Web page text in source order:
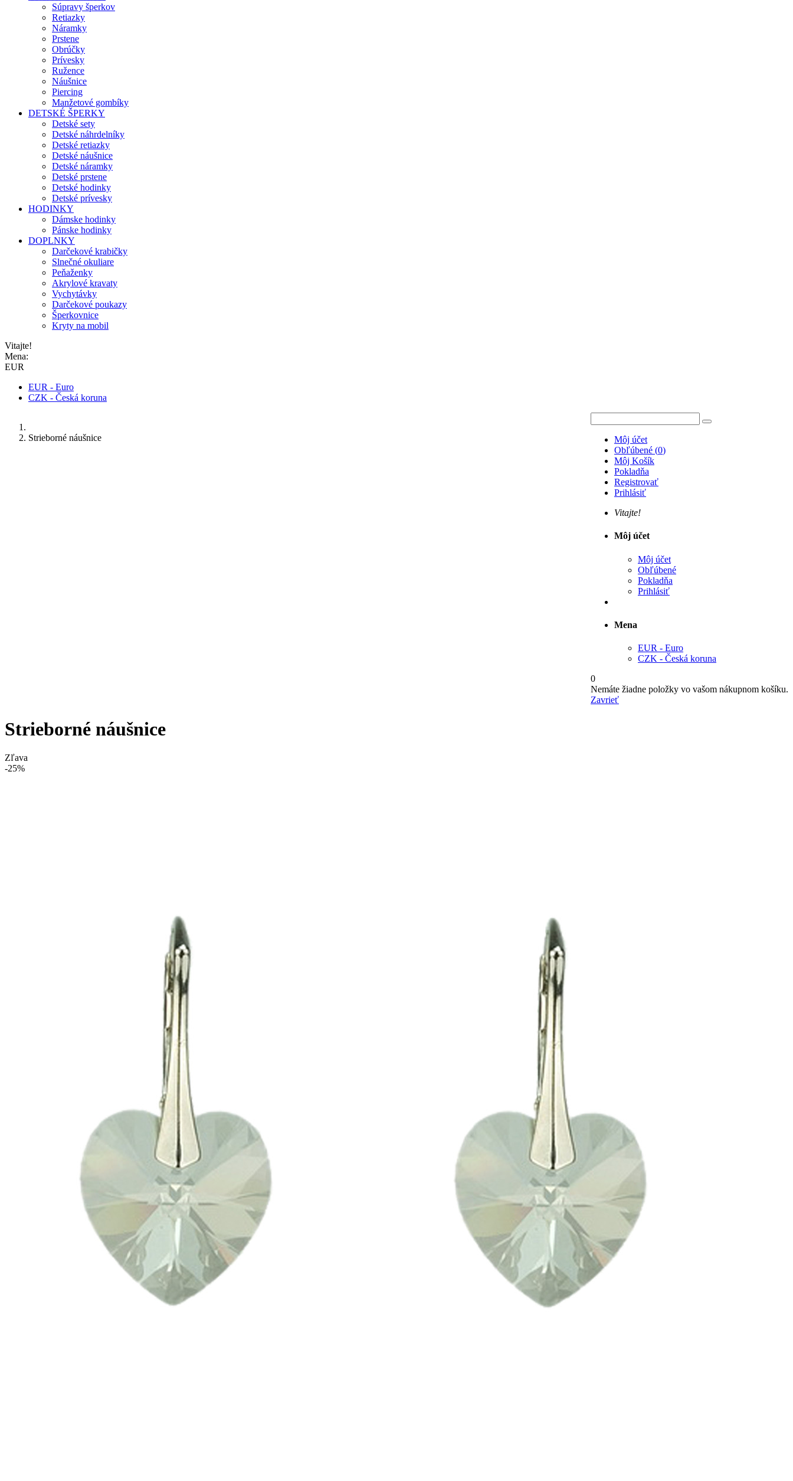
Súpravy šperkov
Retiazky
Náramky
Prstene
Obrúčky
Prívesky
Ružence
Náušnice
Piercing
Manžetové gombíky
DETSKÉ ŠPERKY
Detské sety
Detské náhrdelníky
Detské retiazky
Detské náušnice
Detské náramky
Detské prstene
Detské hodinky
Detské prívesky
HODINKY
Dámske hodinky
Pánske hodinky
DOPLNKY
Darčekové krabičky
Slnečné okuliare
Peňaženky
Akrylové kravaty
Vychytávky
Darčekové poukazy
Šperkovnice
Kryty na mobil
Vitajte!
Mena:
EUR
EUR - Euro
CZK - Česká koruna
Môj účet
Obľúbené (0)
Môj Košík
Pokladňa
Registrovať
Prihlásiť
Vitajte!
Môj účet
Môj účet
Obľúbené
Pokladňa
Prihlásiť
Mena
EUR - Euro
CZK - Česká koruna
0
Nemáte žiadne položky vo vašom nákupnom košíku.
Zavrieť
Strieborné náušnice
Strieborné náušnice
Zľava
-25%